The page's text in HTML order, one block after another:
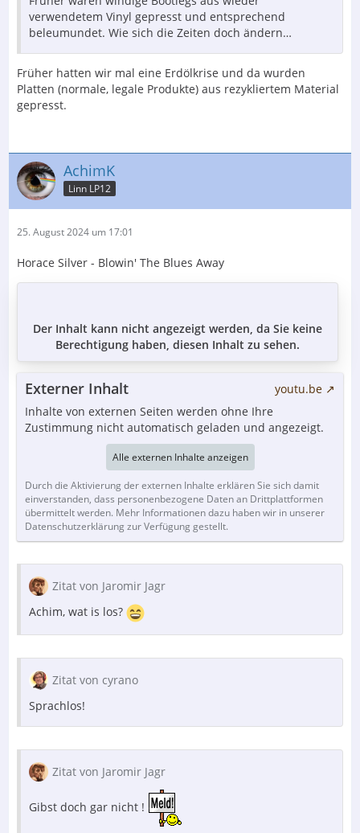
verwendetem Vinyl gepresst und entsprechend
beleumundet. Wie sich die Zeiten doch ändern…
Früher hatten wir mal eine Erdölkrise und da wurden
Platten (normale, legale Produkte) aus rezykliertem Material
gepresst.
AchimK
Linn LP12
25. August 2024 um 17:01
Horace Silver - Blowin' The Blues Away
Der Inhalt kann nicht angezeigt werden, da Sie keine
Berechtigung haben, diesen Inhalt zu sehen.
Externer Inhalt
youtu.be
Inhalte von externen Seiten werden ohne Ihre
Zustimmung nicht automatisch geladen und angezeigt.
Alle externen Inhalte anzeigen
Durch die Aktivierung der externen Inhalte erklären Sie sich damit
einverstanden, dass personenbezogene Daten an Drittplattformen
übermittelt werden. Mehr Informationen dazu haben wir in unserer
Datenschutzerklärung zur Verfügung gestellt.
Zitat von Jaromir Jagr
Achim, wat is los?
Zitat von cyrano
Sprachlos!
Zitat von Jaromir Jagr
Gibst doch gar nicht !